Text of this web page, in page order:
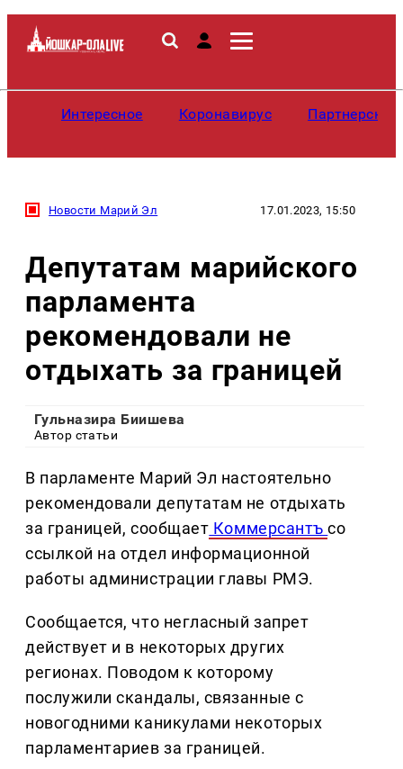
Интересное Коронавирус
Новости Марий Эл 17.01.2023, 15:50
Депутатам марийского
парламента
рекомендовали не
отдыхать за границей
Гульназира Биишева
Автор статьи
В парламенте Марий Эл настоятельно
рекомендовали депутатам не отдыхать
за границей, сообщает Коммерсантъсо
ссылкой на отдел информационной
работы администрации главы РМЭ.
Сообщается, что негласный запрет
действует и в некоторых других
регионах. Поводом к которому
послужили скандалы, связанные с
новогодними каникулами некоторых
парламентариев за границей.